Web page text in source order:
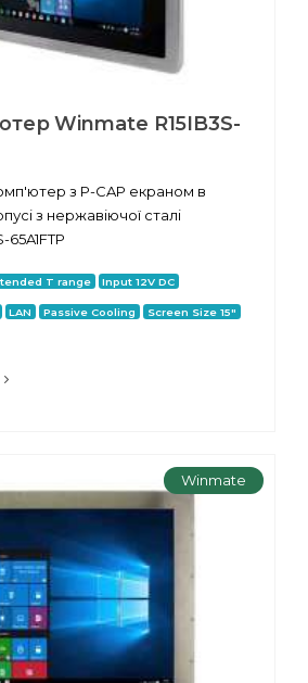
Winmate R15IB3S-
з P-CAP екраном в
з нержавіючої сталі
T range Input 12V DC
LAN Passive Cooling Screen Size 15"
Winmate